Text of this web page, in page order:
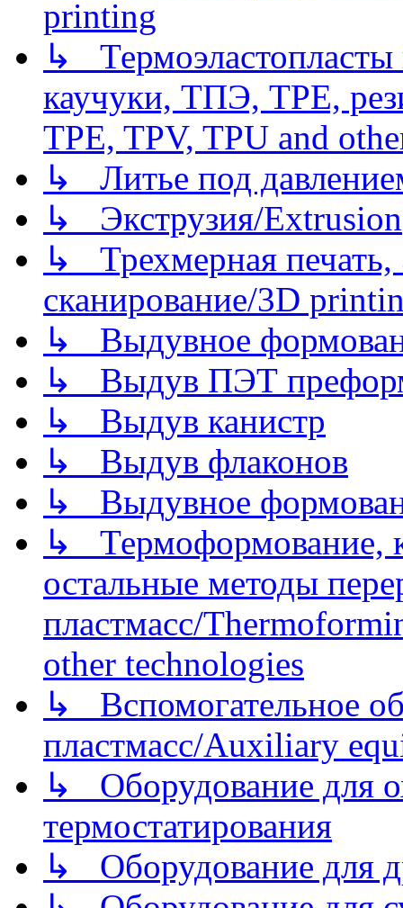
printing
↳
каучуки, ТПЭ, TPE,
TPE, TPV, TPU and
↳ Литье под
↳ Экструзия/Extrusion
↳ Трехмерная
сканирование/3D
↳ Выдувное
↳ Выдув ПЭТ
↳ Выдув канистр
↳ Выдув флаконов
↳ Выдувное
↳ Термоформование,
остальные методы
пластмасс/
other technologies
↳ Вспомогательное
пластмасс/Auxiliary
↳ Оборудование для
термостатирования
↳ Оборудование для